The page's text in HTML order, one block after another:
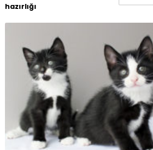
hazırlığı